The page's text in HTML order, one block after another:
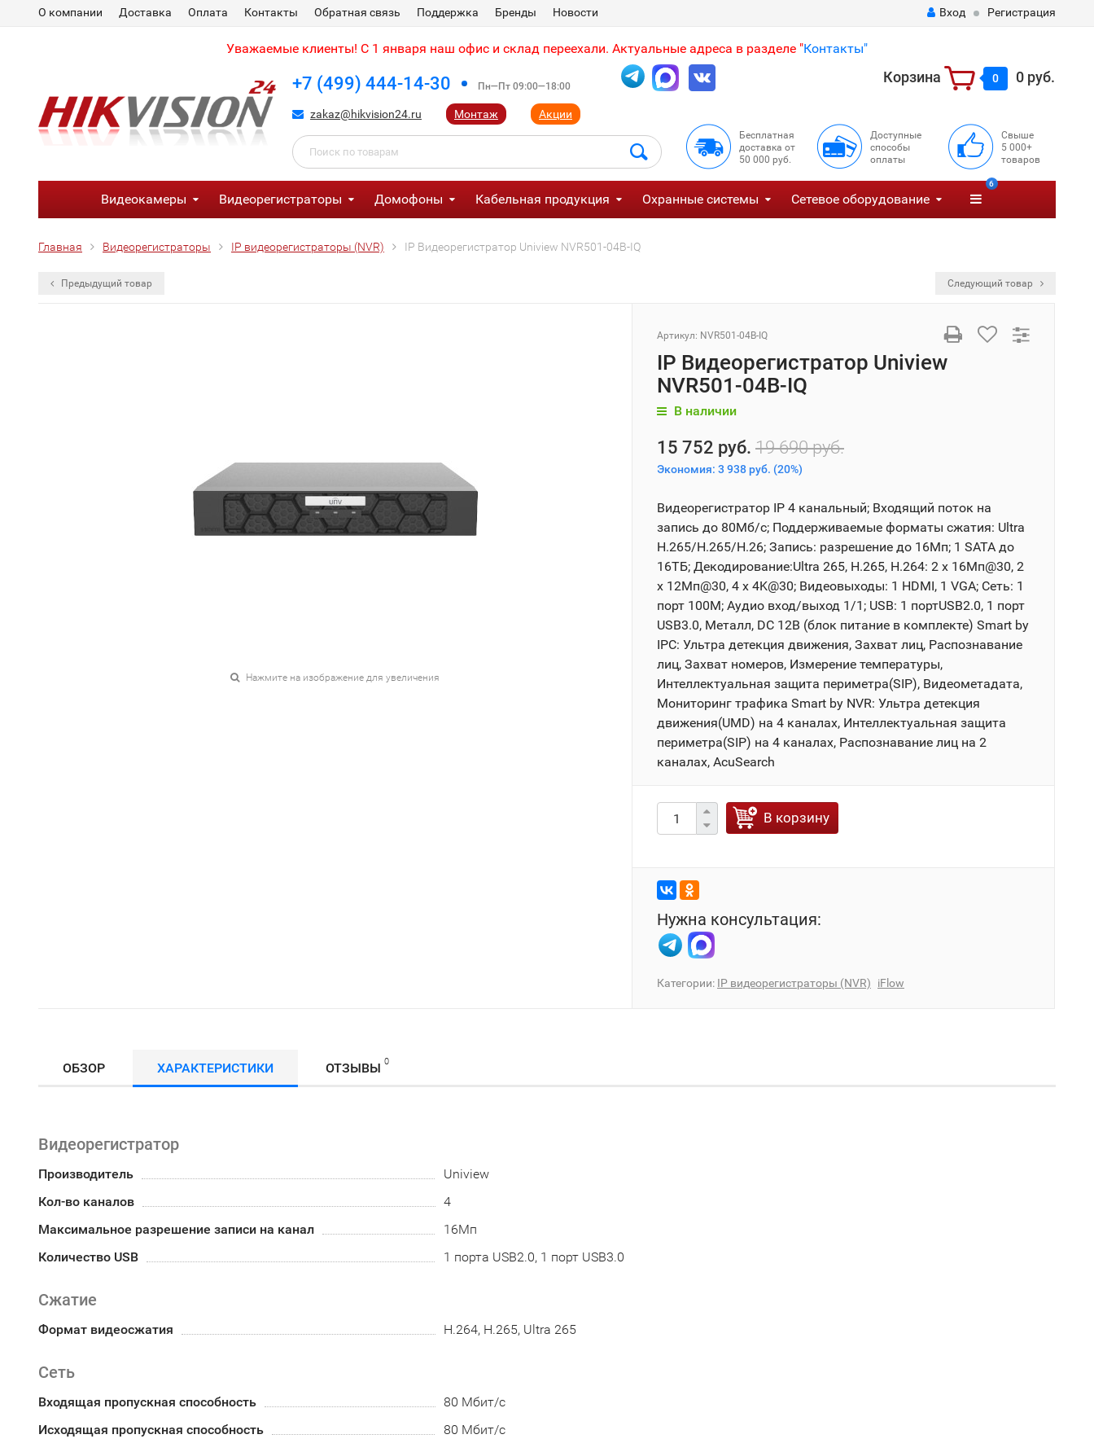
О компании Доставка Оплата Контакты Обратная связь Поддержка Бренды Новости Вход Регистрация
Уважаемые клиенты! С 1 января наш офис и склад переехали. Актуальные адреса в разделе "Контакты"
+7 (499) 444-14-30 Пн—Пт 09:00—18:00
zakaz@hikvision24.ru Монтаж Акции
Корзина 0 0 руб.
Бесплатная
доставка от
50 000 руб.
Доступные
способы
оплаты
Свыше
5 000+
товаров
Видеокамеры Видеорегистраторы Домофоны Кабельная продукция Охранные системы Сетевое оборудование
6
Главная Видеорегистраторы IP видеорегистраторы (NVR) IP Видеорегистратор Uniview NVR501-04B-IQ
Предыдущий товар Следующий товар
Нажмите на изображение для увеличения
Артикул: NVR501-04B-IQ
IP Видеорегистратор Uniview
NVR501-04B-IQ
В наличии
15 752 руб. 19 690 руб.
Экономия: 3 938 руб. (20%)
Видеорегистратор IP 4 канальный; Входящий поток на
запись до 80Мб/с; Поддерживаемые форматы сжатия: Ultra
H.265/H.265/H.26; Запись: разрешение до 16Мп; 1 SATA до
16ТБ; Декодирование:Ultra 265, H.265, H.264: 2 x 16Мп@30, 2
x 12Мп@30, 4 x 4K@30; Видеовыходы: 1 HDMI, 1 VGA; Сеть: 1
порт 100М; Аудио вход/выход 1/1; USB: 1 портUSB2.0, 1 порт
USB3.0, Металл, DC 12В (блок питание в комплекте) Smart by
IPC: Ультра детекция движения, Захват лиц, Распознавание
лиц, Захват номеров, Измерение температуры,
Интеллектуальная защита периметра(SIP), Видеометадата,
Мониторинг трафика Smart by NVR: Ультра детекция
движения(UMD) на 4 каналах, Интеллектуальная защита
периметра(SIP) на 4 каналах, Распознавание лиц на 2
каналах, AcuSearch
В корзину
Нужна консультация:
Категории: IP видеорегистраторы (NVR) iFlow
ОБЗОР ХАРАКТЕРИСТИКИ ОТЗЫВЫ 0
Видеорегистратор
Производитель
Uniview
Кол-во каналов
4
Максимальное разрешение записи на канал
16Мп
Количество USB
1 порта USB2.0, 1 порт USB3.0
Сжатие
Формат видеосжатия H.264, H.265, Ultra 265
Сеть
Входящая пропускная способность
80 Мбит/с
Исходящая пропускная способность
80 Мбит/с